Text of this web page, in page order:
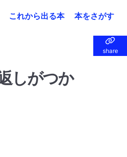
これから出る本 本をさがす
share
share
しがつか